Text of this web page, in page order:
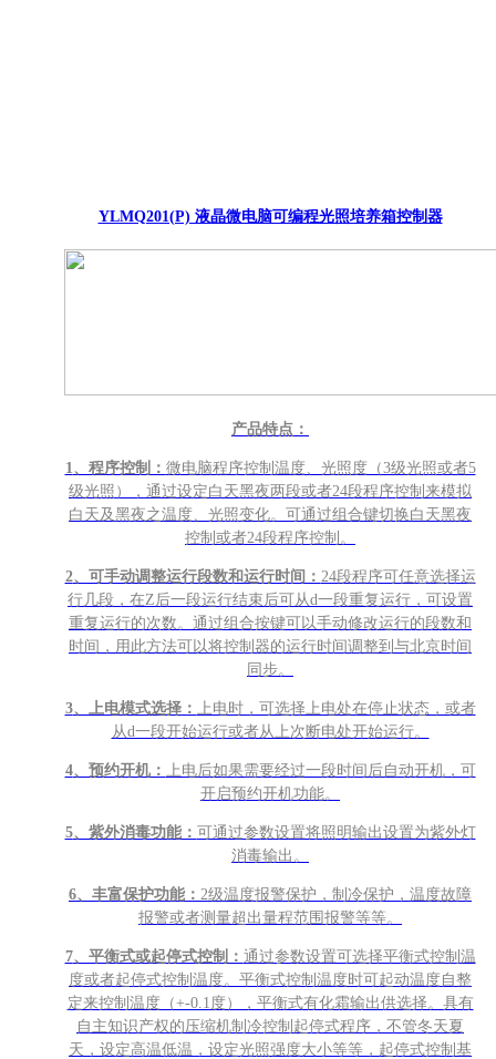
YLMQ201(P) 液晶微电脑可编程光照培养箱控制器
产品特点：
1 、程序控制： 微电脑程序控制温度、光照度（3级光照或者5
级光照），通过设定白天黑夜两段或者24段程序控制来模拟
白天及黑夜之温度、光照变化。可通过组合键切换白天黑夜
控制或者24段程序控制。
2、可手动调整运行段数和运行时间： 24段程序可任意选择运
行几段，在Z后一段运行结束后可从d一段重复运行，可设置
重复运行的次数。通过组合按键可以手动修改运行的段数和
时间，用此方法可以将控制器的运行时间调整到与北京时间
同步。
3、上电模式选择：
上电时，可选择上电处在停止状态，或者
从d一段开始运行或者从上次断电处开始运行。
4、预约开机：
上电后如果需要经过一段时间后自动开机，可
开启预约开机功能。
5、紫外消毒功能： 可通过参数设置将照明输出设置为紫外灯
消毒输出。
6、丰富保护功能： 2级温度报警保护，制冷保护，温度故障
报警或者测量超出量程范围报警等等。
7、平衡式或起停式控制： 通过参数设置可选择平衡式控制温
度或者起停式控制温度。平衡式控制温度时可起动温度自整
定来控制温度（+-0.1度），平衡式有化霜输出供选择。具有
自主知识产权的压缩机制冷控制起停式程序，不管冬天夏
天，设定高温低温，设定光照强度大小等等，起停式控制基